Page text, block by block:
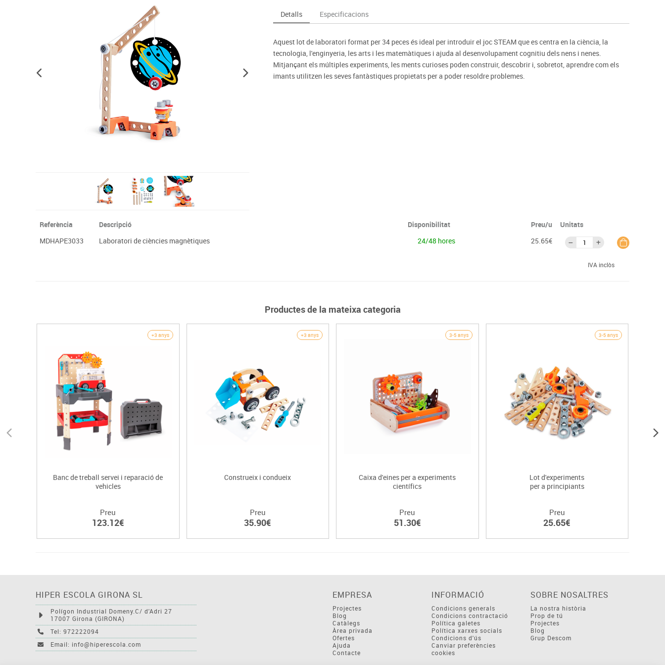
Plastificació, enquadernació i destrucció
Dibuix tècnic i artístic
Construccions
Espais exteriors
Psicomotricitat
Jocs simbòlics
Videoprojecció
Taules escolars, abatibles i polivalents
Penjadors, prestatges i taquilles
Cadires, bancs i tamborets
Entrenament
Foam
Esports raqueta
Gimnàstica rítmica
Detalls Especificacions
Aquest lot de laboratori format per 34 peces és ideal per introduir el joc STEAM que es centra en la ciència, la
tecnologia, l'enginyeria, les arts i les matemàtiques i ajuda al desenvolupament cognitiu dels nens i nenes.
Mitjançant els múltiples experiments, les ments curioses poden construir, descobrir i, sobretot, aprendre com els
imants utilitzen les seves fantàstiques propietats per a poder resoldre problemes.
Referència Descripció Disponibilitat Preu/u
Unitats
MDHAPE3033
Laboratori de ciències magnètiques 24/48 hores 25.65€
IVA inclòs
Productes de la mateixa categoria
+3 anys
Banc de treball servei i reparació de
vehicles
Preu
123.12€
+3 anys
Construeix i condueix
Preu
35.90€
3-5 anys
Caixa d'eines per a experiments
científics
Preu
51.30€
3-5 anys
Lot d'experiments
per a principiants
Preu
25.65€
HIPER ESCOLA GIRONA SL
Polígon Industrial Domeny.C/ d'Adri 27
17007 Girona (GIRONA)
Tel: 972222094
Email: info@hiperescola.com
EMPRESA
Projectes
Blog
Catàlegs
Àrea privada
Ofertes
Ajuda
Contacte
INFORMACIÓ
Condicions generals
Condicions contractació
Política galetes
Política xarxes socials
Condicions d'ús
Canviar preferències
cookies
SOBRE NOSALTRES
La nostra història
Prop de tú
Projectes
Blog
Grup Descom